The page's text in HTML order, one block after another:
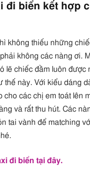
đi biển kết hợp
không thiếu những
không các nàng ơi.
lẽ chiếc đầm luôn được
thế này. Với kiểu dáng
cho các chị em toát lên
và rất thu hút. Các
tai vành để matching
đi biển tại đây.